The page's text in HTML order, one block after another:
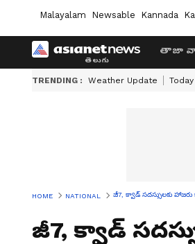
Malayalam Newsable Kannada
తాజా
TRENDING : Weather Update
HOME NATIONAL జీ7, క్వాడ్ సదస్సులకు
జీ7, క్వాడ్